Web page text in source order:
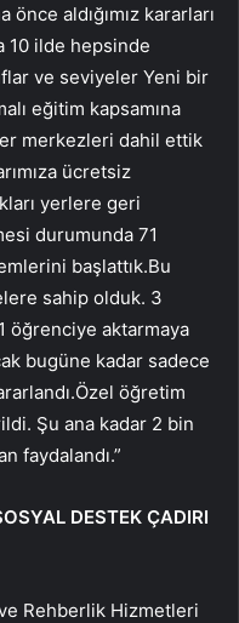
aldığımız kararları
10 ilde hepsinde
ve seviyeler Yeni bir
eğitim kapsamına
merkezleri dahil ettik
ücretsiz
yerlere geri
durumunda 71
başlattık.Bu
sahip olduk. 3
öğrenciye aktarmaya
bugüne kadar sadece
öğretim
Şu ana kadar 2 bin
faydalandı.”
DESTEK ÇADIRI
Rehberlik Hizmetleri